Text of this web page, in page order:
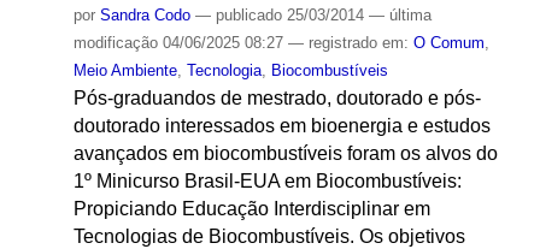
por Sandra Codo — publicado25/03/2014 — última
modificação04/06/2025 08:27 — registrado em: O Comum,
Meio Ambiente, Tecnologia, Biocombustíveis
Pós-graduandos de mestrado, doutorado e pós-
doutorado interessados em bioenergia e estudos
avançados em biocombustíveis foram os alvos do
1º Minicurso Brasil-EUA em Biocombustíveis:
Propiciando Educação Interdisciplinar em
Tecnologias de Biocombustíveis. Os objetivos